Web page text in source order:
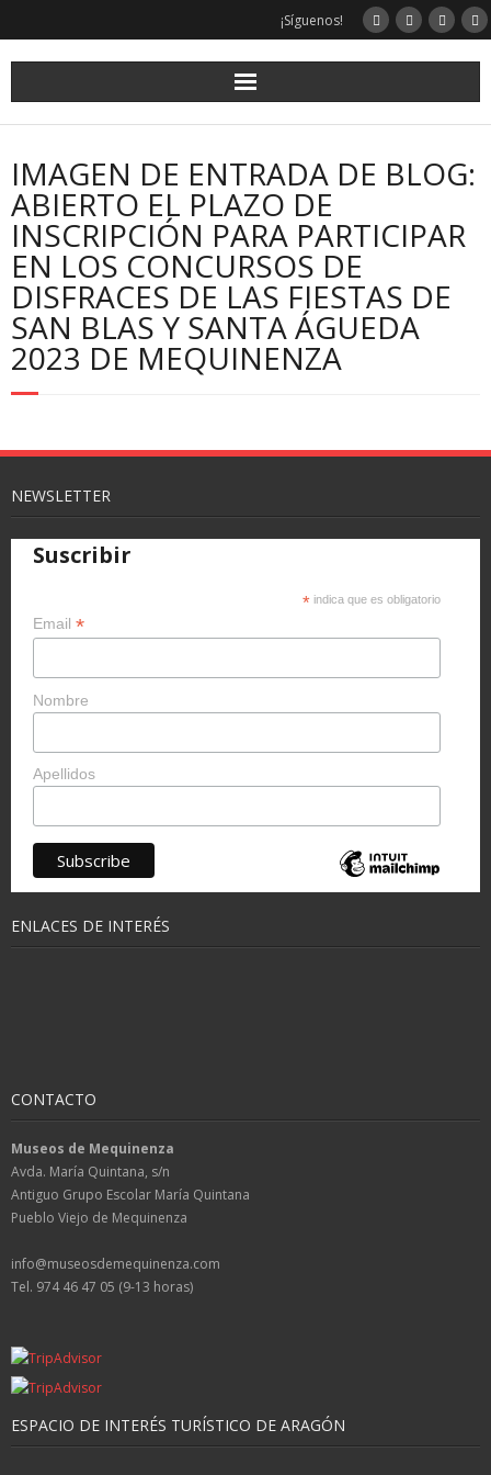
¡Síguenos!
IMAGEN DE ENTRADA DE BLOG:
ABIERTO EL PLAZO DE
INSCRIPCIÓN PARA PARTICIPAR
EN LOS CONCURSOS DE
DISFRACES DE LAS FIESTAS DE
SAN BLAS Y SANTA ÁGUEDA
2023 DE MEQUINENZA
NEWSLETTER
Suscribir
* indica que es obligatorio
Email *
Nombre
Apellidos
ENLACES DE INTERÉS
CONTACTO
Museos de Mequinenza
Avda. María Quintana, s/n
Antiguo Grupo Escolar María Quintana
Pueblo Viejo de Mequinenza
info@museosdemequinenza.com
Tel. 974 46 47 05 (9-13 horas)
ESPACIO DE INTERÉS TURÍSTICO DE ARAGÓN